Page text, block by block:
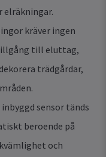
elräkningar.
kräver ingen
till eluttag,
trädgårdar,
inbyggd sensor tänds
beroende på
och